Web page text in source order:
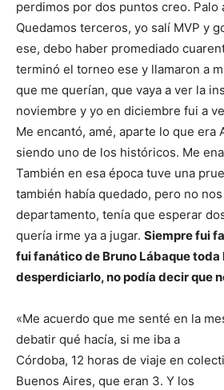
perdimos por dos puntos creo. Palo
Quedamos terceros, yo salí MVP y
ese, debo haber promediado
terminó el torneo ese y llamaron a
que me querían, que vaya a ver la
noviembre y yo en diciembre fui a
Me encantó, amé, aparte lo que era
siendo uno de los históricos. Me
También en esa época tuve una
también había quedado, pero no
departamento, tenía que esperar
quería irme ya a jugar. Siempre fui
fui fanático de Bruno Lábaque toda
desperdiciarlo, no podía decir que
«Me acuerdo que me senté en la
debatir qué hacía, si me iba a
Córdoba, 12 horas de viaje en
Buenos Aires, que eran 3. Y los